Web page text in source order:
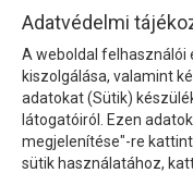
HÍRLEVÉL
Íratkozzon fel
Adatvédelmi
A weboldal
kiszolgálása, valamint
adatokat (Sütik)
látogatóiról. Ezen
megjelenítése"-re
sütik használatához,